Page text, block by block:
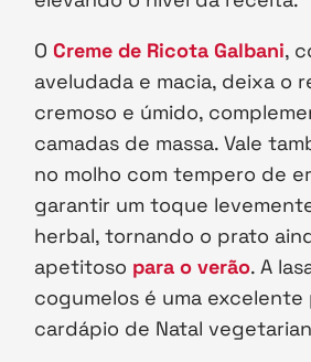
O Creme de Ricota Galbani,
aveludada e macia, deixa o
cremoso e úmido,
camadas de massa. Vale
no molho com tempero de
garantir um toque
herbal, tornando o prato
apetitoso para o verão. A
cogumelos é uma excelente
cardápio de Natal